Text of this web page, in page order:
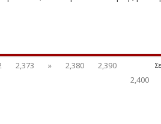
2,400